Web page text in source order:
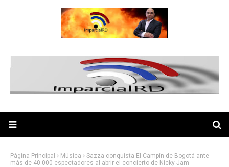
Página Principal Música
Sazza conquista El Campín de Bogotá ante
más de 40.000 espectadores al abrir el concierto de Nicky Jam